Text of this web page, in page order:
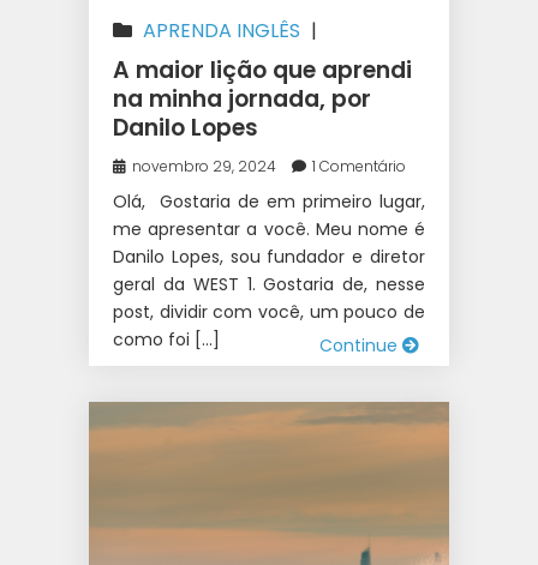
APRENDA INGLÊS |
AUSTRÁLIA |INTERCÂMBIO
A maior lição que aprendi
na minha jornada, por
Danilo Lopes
novembro 29, 2024 1 Comentário
Olá, Gostaria de em primeiro lugar,
me apresentar a você. Meu nome é
Danilo Lopes, sou fundador e diretor
geral da WEST 1. Gostaria de, nesse
post, dividir com você, um pouco de
como foi […]
Continue